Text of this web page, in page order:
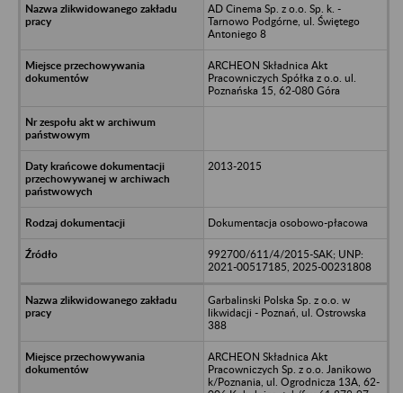
AD Cinema Sp. z o.o. Sp. k. -
Tarnowo Podgórne, ul. Świętego
Antoniego 8
ARCHEON Składnica Akt
Pracowniczych Spółka z o.o. ul.
Poznańska 15, 62-080 Góra
2013-2015
Dokumentacja osobowo-płacowa
992700/611/4/2015-SAK; UNP:
2021-00517185, 2025-00231808
Garbalinski Polska Sp. z o.o. w
likwidacji - Poznań, ul. Ostrowska
388
ARCHEON Składnica Akt
Pracowniczych Sp. z o.o. Janikowo
k/Poznania, ul. Ogrodnicza 13A, 62-